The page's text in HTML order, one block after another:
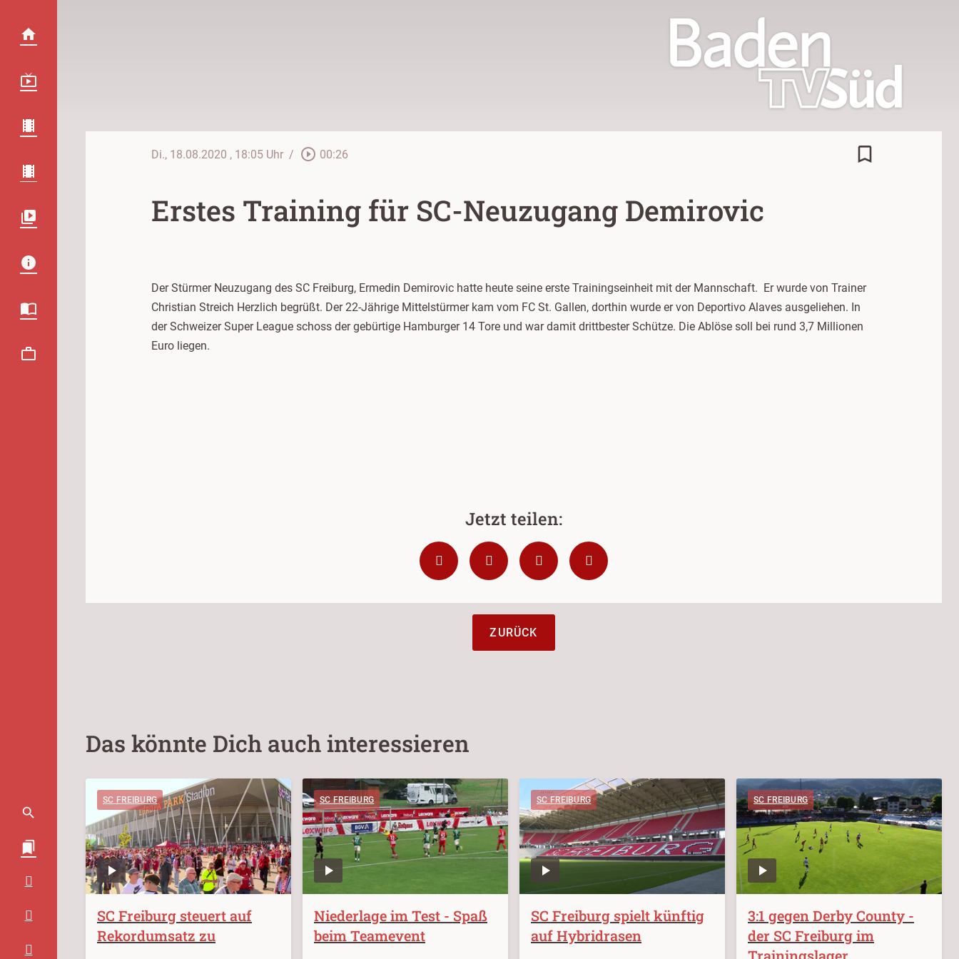
Di., 18.08.2020 , 18:05 Uhr / play_circle_outline 00:26 bookmark_border
Erstes Training für SC-Neuzugang Demirovic
Der Stürmer Neuzugang des SC Freiburg, Ermedin Demirovic hatte heute seine erste Trainingseinheit mit der Mannschaft. Er wurde von Trainer
Christian Streich Herzlich begrüßt. Der 22-Jährige Mittelstürmer kam vom FC St. Gallen, dorthin wurde er von Deportivo Alaves ausgeliehen. In
der Schweizer Super League schoss der gebürtige Hamburger 14 Tore und war damit drittbester Schütze. Die Ablöse soll bei rund 3,7 Millionen
Euro liegen.
ZURÜCK
Das könnte Dich auch interessieren
SC FREIBURG
SC Freiburg steuert auf
Rekordumsatz zu
SC FREIBURG
Niederlage im Test - Spaß
beim Teamevent
SC FREIBURG
SC Freiburg spielt künftig
auf Hybridrasen
SC FREIBURG
3:1 gegen Derby County -
der SC Freiburg im
Trainingslager